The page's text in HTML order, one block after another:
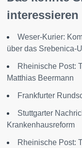
interessieren
Weser-Kurier:
über das Srebenica-
Rheinische Post:
Matthias Beermann
Frankfurter
Stuttgarter
Krankenhausreform
Rheinische Post: